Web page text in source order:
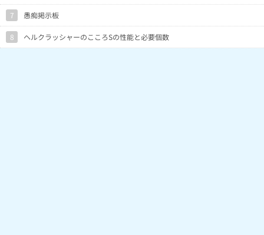
7 愚痴掲示板
8 ヘルクラッシャーのこころSの性能と必要個数